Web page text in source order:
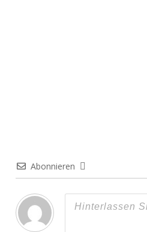
Abonnieren